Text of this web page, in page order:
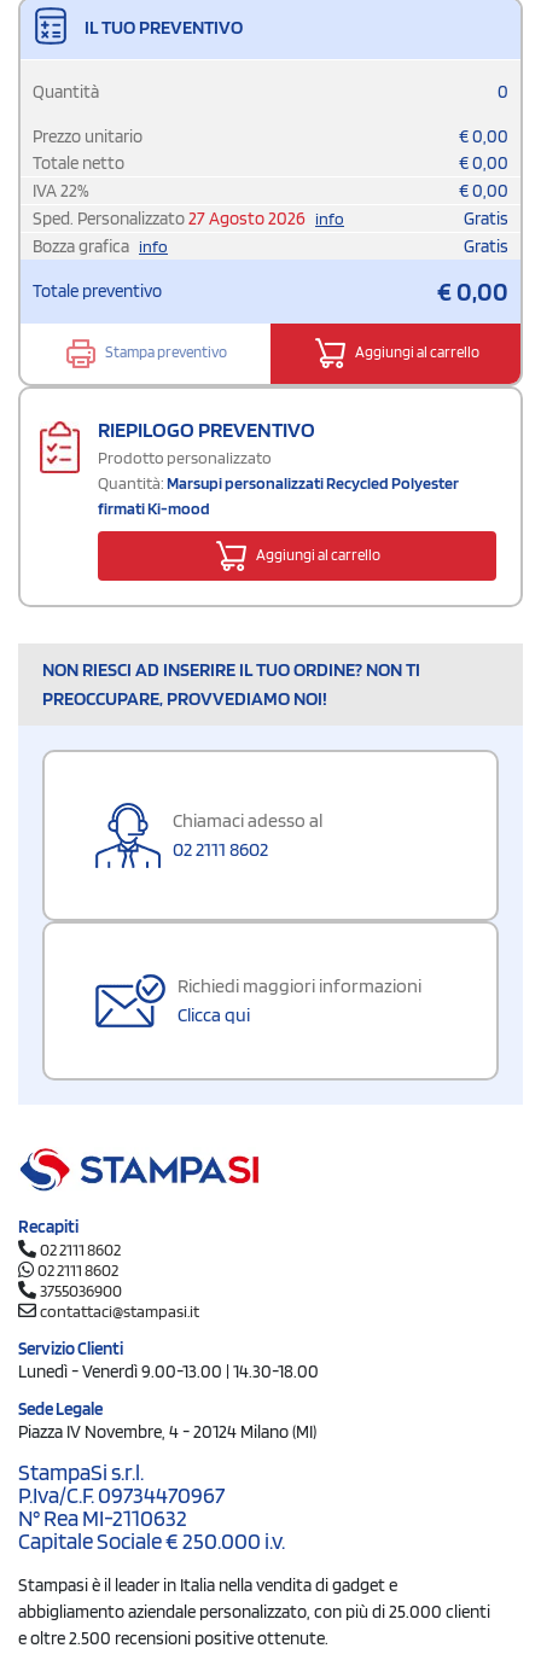
IL TUO PREVENTIVO
Quantità 0
Prezzo unitario €0,00
Totale netto
€0,00
IVA22% €0,00
Sped. Personalizzato27 Agosto 2026 info
Gratis
Bozza grafica info Gratis
Totale preventivo €0,00
Stampa preventivo Aggiungi al carrello
RIEPILOGO PREVENTIVO
Prodotto personalizzato
Quantità:Marsupi personalizzati Recycled Polyester
firmati Ki-mood
Aggiungi al carrello
NON RIESCI AD INSERIRE IL TUO ORDINE? NON TI
PREOCCUPARE, PROVVEDIAMO NOI!
Chiamaci adesso al
02 2111 8602
Richiedi maggiori informazioni
Clicca qui
Recapiti
02 2111 8602
02 2111 8602
3755036900
contattaci@stampasi.it
Servizio Clienti
Lunedì - Venerdì 9.00-13.00 | 14.30-18.00
Sede Legale
Piazza IV Novembre, 4 - 20124 Milano (MI)
StampaSi s.r.l.
P.Iva/C.F. 09734470967
N° Rea MI-2110632
Capitale Sociale € 250.000 i.v.
Stampasi è il leader in Italia nella vendita di gadget e
abbigliamento aziendale personalizzato, con più di 25.000 clienti
e oltre 2.500 recensioni positive ottenute.